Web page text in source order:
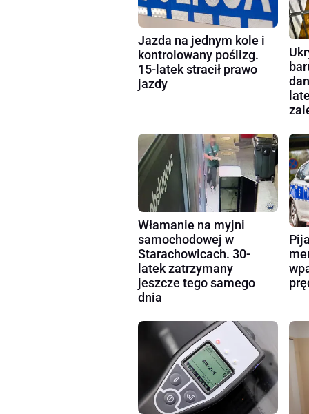
Jazda na jednym kole i
kontrolowany poślizg.
15-latek stracił prawo
jazdy
Włamanie na myjni
samochodowej w
Starachowicach. 30-
latek zatrzymany
jeszcze tego samego
dnia